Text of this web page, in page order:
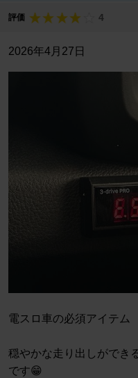
評価 4
2026年4月27日
電スロ車の必須アイテム
穏やかな走り出しができ
です😁